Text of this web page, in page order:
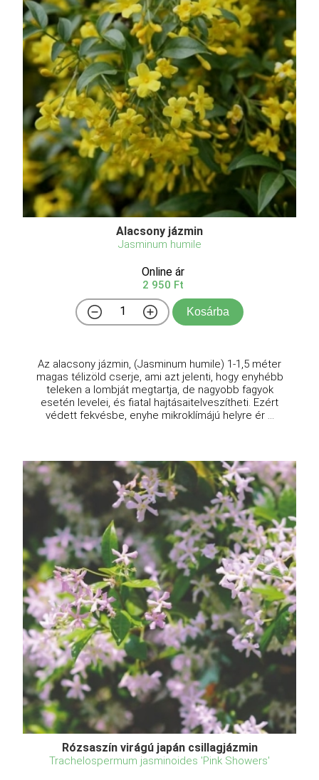
Alacsony jázmin
Jasminum humile
Online ár
2 950 Ft
Kosárba
Az alacsony jázmin, (Jasminum humile) 1-1,5 méter
magas télizöld cserje, ami azt jelenti, hogy enyhébb
teleken a lombját megtartja, de nagyobb fagyok
esetén levelei, és fiatal hajtásaitelveszítheti. Ezért
védett fekvésbe, enyhe mikroklímájú helyre ér ...
Rózsaszín virágú japán csillagjázmin
Trachelospermum jasminoides 'Pink Showers'